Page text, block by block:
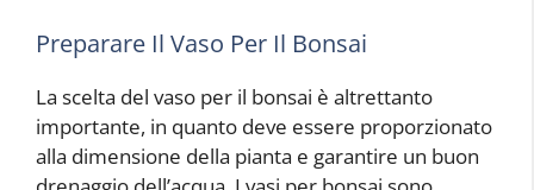
Preparare Il Vaso Per Il Bonsai
La scelta del vaso per il bonsai è altrettanto
importante, in quanto deve essere proporzionato
alla dimensione della pianta e garantire un buon